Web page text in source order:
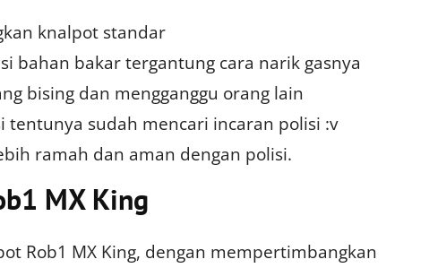
knalpot standar
bahan bakar tergantung cara narik gasnya
bising dan mengganggu orang lain
tentunya sudah mencari incaran polisi :v
ramah dan aman dengan polisi.
MX King
Rob1 MX King, dengan mempertimbangkan